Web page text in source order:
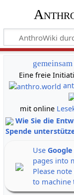
Eine freie
mit online
Wie Sie die
Spende
Use
pages into
Please
to machine